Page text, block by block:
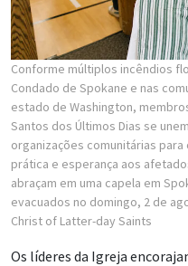
Conforme múltiplos incêndios
Condado de Spokane e nas
estado de Washington,
Santos dos Últimos Dias se
organizações comunitárias
prática e esperança aos
abraçam em uma capela em
evacuados no domingo, 2 de
Christ of Latter-day Saints
Os líderes da Igreja